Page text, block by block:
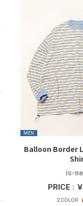
MEN
Balloon Border
is-
PRICE :
2COLOR